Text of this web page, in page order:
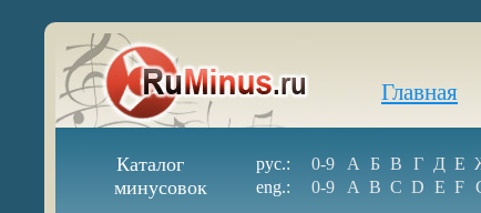
Главная
Каталог
минусовок
рус.: 0-9 А Б В Г Д Е
eng.:
0-9 A B C D E F